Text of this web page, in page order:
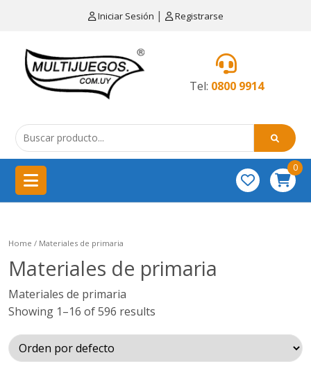
Iniciar Sesión | Registrarse
Tel: 0800 9914
MENÚ
de
cocina
China
importación
Equipamientos
para
salas
Herramientas
0
Home / Materiales de primaria
Materiales de primaria
Materiales de primaria
Showing 1–16 of 596 results